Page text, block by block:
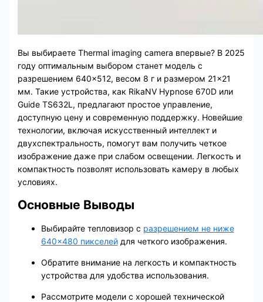
Вы выбираете Thermal imaging camera впервые? В 2025
году оптимальным выбором станет модель с
разрешением 640×512, весом 8 г и размером 21×21
мм. Такие устройства, как RikaNV Hypnose 670D или
Guide TS632L, предлагают простое управление,
доступную цену и современную поддержку. Новейшие
технологии, включая искусственный интеллект и
двухспектральность, помогут вам получить четкое
изображение даже при слабом освещении. Легкость и
компактность позволят использовать камеру в любых
условиях.
Основные Выводы
Выбирайте тепловизор с разрешением не ниже
640×480 пикселейдля четкого изображения.
Обратите внимание на легкость и компактность
устройства для удобства использования.
Рассмотрите модели с хорошей технической